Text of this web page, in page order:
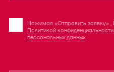
Нажимая «Отправить заявку»
Политикой конфиденциальности
персональных данных